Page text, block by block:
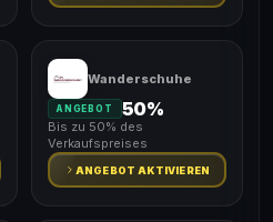
Wanderschuhe
ANGEBOT 50%
Bis zu 50% des
Verkaufspreises
ANGEBOT AKTIVIEREN